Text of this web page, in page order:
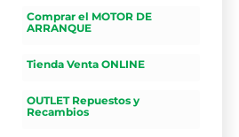
Comprar el MOTOR DE
ARRANQUE
Tienda Venta ONLINE
OUTLET Repuestos y
Recambios